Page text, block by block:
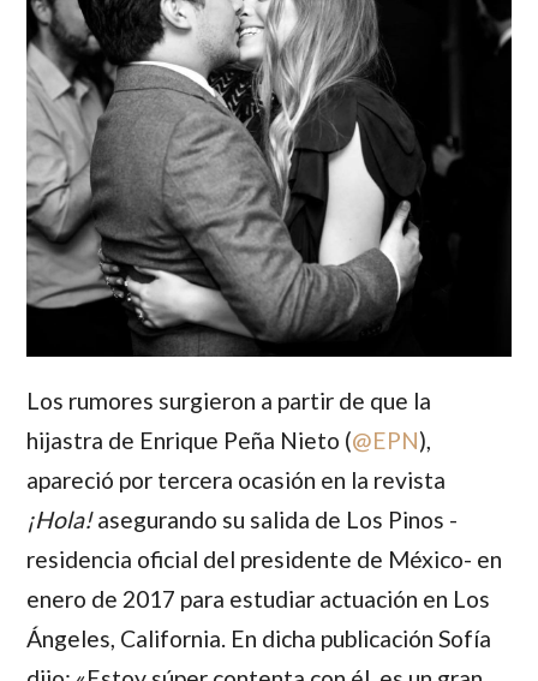
Los rumores surgieron a partir de que la
hijastra de Enrique Peña Nieto (@EPN),
apareció por tercera ocasión en la revista
¡Hola!asegurando su salida de Los Pinos -
residencia oficial del presidente de México- en
enero de 2017 para estudiar actuación en Los
Ángeles, California. En dicha publicación Sofía